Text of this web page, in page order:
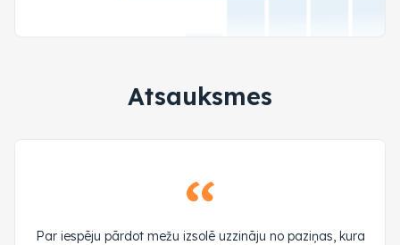
Atsauksmes
Par iespēju pārdot mežu izsolē uzzināju no paziņas, kura